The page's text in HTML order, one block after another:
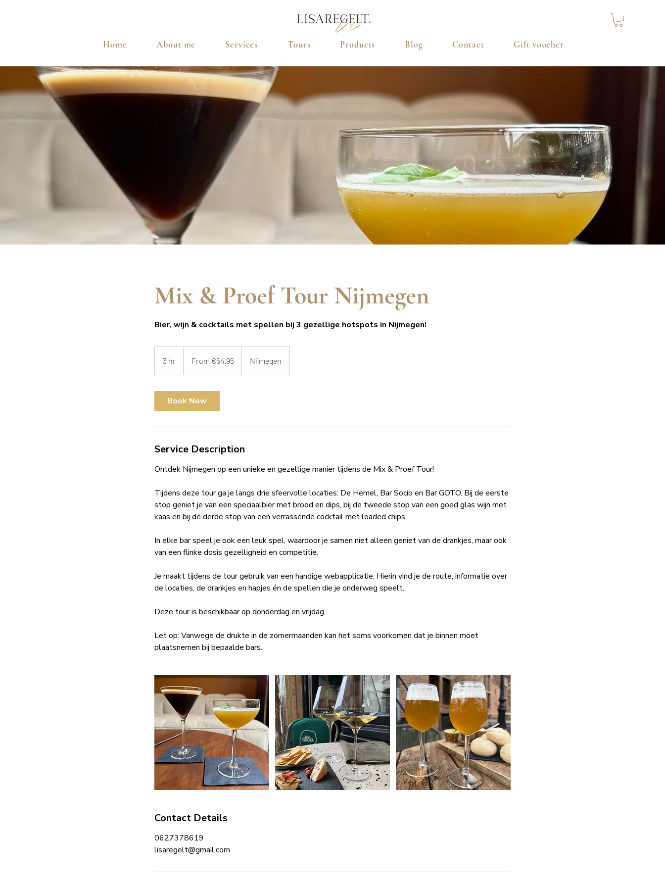
Home About me Services Tours Products Blog Contact Gift voucher
Mix & Proef Tour Nijmegen
Bier, wijn & cocktails met spellen bij 3 gezellige hotspots in Nijmegen!
3 hr
h
eurosFrom €54.95 Nijmegen
Book Now
Service Description
Ontdek Nijmegen op een unieke en gezellige manier tijdens de Mix & Proef Tour!
Tijdens deze tour ga je langs drie sfeervolle locaties: De Hemel, Bar Socio en Bar GOTO. Bij de eerste
stop geniet je van een speciaalbier met brood en dips, bij de tweede stop van een goed glas wijn met
kaas en bij de derde stop van een verrassende cocktail met loaded chips.
In elke bar speel je ook een leuk spel, waardoor je samen niet alleen geniet van de drankjes, maar ook
van een flinke dosis gezelligheid en competitie.
Je maakt tijdens de tour gebruik van een handige webapplicatie. Hierin vind je de route, informatie over
de locaties, de drankjes en hapjes én de spellen die je onderweg speelt.
Deze tour is beschikbaar op donderdag en vrijdag.
Let op: Vanwege de drukte in de zomermaanden kan het soms voorkomen dat je binnen moet
plaatsnemen bij bepaalde bars.
Contact Details
0627378619
lisaregelt@gmail.com